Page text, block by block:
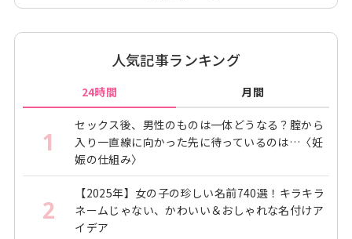
人気記事ランキング
24時間 月間
1
セックス後、男性のものは一体どうなる？腟から
入り一直線に向かった先に待っているのは…〈妊
娠の仕組み〉
2
【2025年】女の子の珍しい名前740選！キラキラ
ネームじゃない、かわいい＆おしゃれな名付けア
イデア